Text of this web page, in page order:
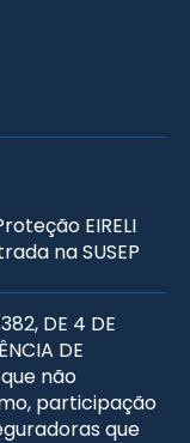
EIRELI
na SUSEP
DE 4 DE
DE
que não
participação
que